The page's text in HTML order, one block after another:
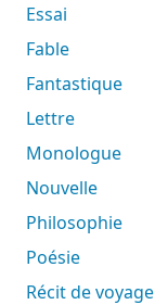
Essai
Fable
Fantastique
Lettre
Monologue
Nouvelle
Philosophie
Poésie
Récit de voyage